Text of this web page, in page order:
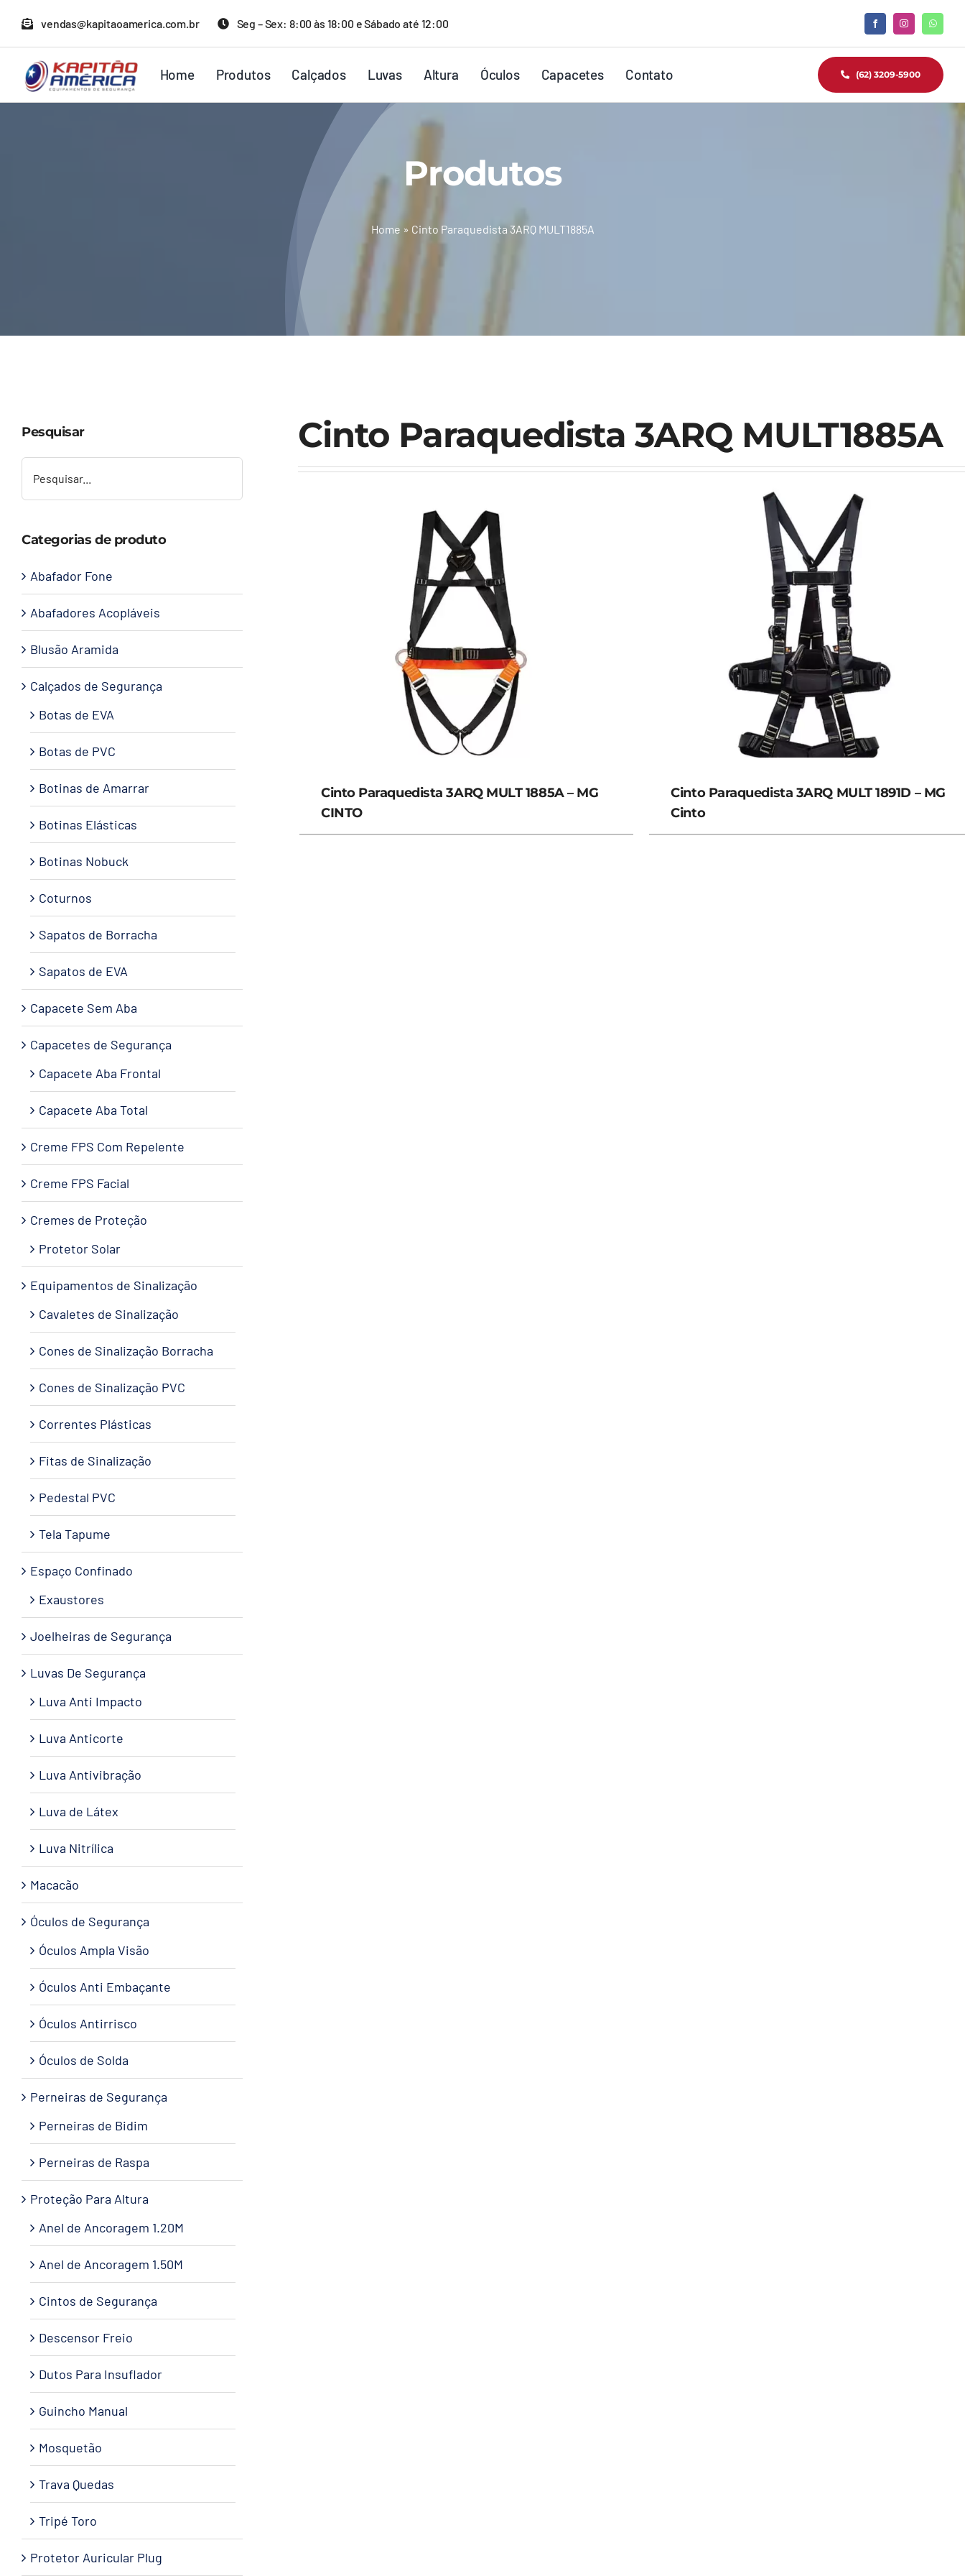
para
conteúdo
vendas@kapitaoamerica.com.br Seg – Sex: 8:00 às 18:00 e Sábado até 12:00
Home Produtos Calçados Luvas Altura Óculos Capacetes Contato (62) 3209-5900
Produtos
Home » Cinto Paraquedista 3ARQ MULT1885A
Cinto Paraquedista 3ARQ MULT1885A
Cinto Paraquedista 3ARQ MULT 1885A – MG
CINTO
Cinto Paraquedista 3ARQ MULT 1891D – MG
Cinto
Pesquisar
Categorias de produto
Abafador Fone
Abafadores Acopláveis
Blusão Aramida
Calçados de Segurança
Botas de EVA
Botas de PVC
Botinas de Amarrar
Botinas Elásticas
Botinas Nobuck
Coturnos
Sapatos de Borracha
Sapatos de EVA
Capacete Sem Aba
Capacetes de Segurança
Capacete Aba Frontal
Capacete Aba Total
Creme FPS Com Repelente
Creme FPS Facial
Cremes de Proteção
Protetor Solar
Equipamentos de Sinalização
Cavaletes de Sinalização
Cones de Sinalização Borracha
Cones de Sinalização PVC
Correntes Plásticas
Fitas de Sinalização
Pedestal PVC
Tela Tapume
Espaço Confinado
Exaustores
Joelheiras de Segurança
Luvas De Segurança
Luva Anti Impacto
Luva Anticorte
Luva Antivibração
Luva de Látex
Luva Nitrílica
Macacão
Óculos de Segurança
Óculos Ampla Visão
Óculos Anti Embaçante
Óculos Antirrisco
Óculos de Solda
Perneiras de Segurança
Perneiras de Bidim
Perneiras de Raspa
Proteção Para Altura
Anel de Ancoragem 1.20M
Anel de Ancoragem 1.50M
Cintos de Segurança
Descensor Freio
Dutos Para Insuflador
Guincho Manual
Mosquetão
Trava Quedas
Tripé Toro
Protetor Auricular Plug